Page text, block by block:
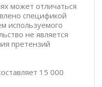
может отличаться
спецификой
используемого
не является
претензий
15 000